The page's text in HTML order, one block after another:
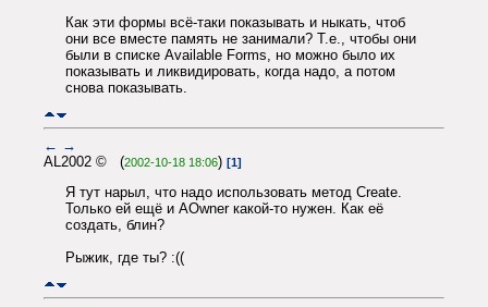
Как эти формы всё-таки показывать и ныкать, чтоб
они все вместе память не занимали? Т.е., чтобы они
были в списке Available Forms, но можно было их
показывать и ликвидировать, когда надо, а потом
снова показывать.
← →
AL2002 © (2002-10-18 18:06) [1]
Я тут нарыл, что надо использовать метод Create.
Только ей ещё и АOwner какой-то нужен. Как её
создать, блин?
Рыжик, где ты? :((